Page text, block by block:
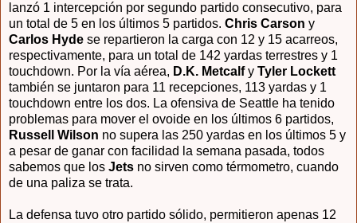
lanzó 1 intercepción por segundo partido consecutivo, para
un total de 5 en los últimos 5 partidos. Chris Carson y
Carlos Hyde se repartieron la carga con 12 y 15 acarreos,
respectivamente, para un total de 142 yardas terrestres y 1
touchdown. Por la vía aérea, D.K. Metcalfy Tyler Lockett
también se juntaron para 11 recepciones, 113 yardas y 1
touchdown entre los dos. La ofensiva de Seattle ha tenido
problemas para mover el ovoide en los últimos 6 partidos,
Russell Wilson no supera las 250 yardas en los últimos 5 y
a pesar de ganar con facilidad la semana pasada, todos
sabemos que los Jets no sirven como térmometro, cuando
de una paliza se trata.
La defensa tuvo otro partido sólido, permitieron apenas 12